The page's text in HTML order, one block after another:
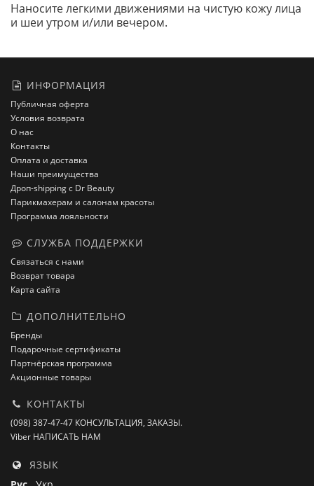
Наносите легкими движениями на чистую кожу лица
и шеи утром и/или вечером.
ИНФОРМАЦИЯ
Публичная оферта
Условия возврата
О нас
Контакты
Оплата и доставка
Наши преимущества
Дроп-shipping с Dr Beauty
Парикмахерам и салонам красоты
Программа лояльности
СЛУЖБА ПОДДЕРЖКИ
Связаться с нами
Возврат товара
Карта сайта
ДОПОЛНИТЕЛЬНО
Бренды
Подарочные сертификаты
Партнёрская программа
Акционные товары
КОНТАКТЫ
(098) 387-47-47 КОНСУЛЬТАЦИЯ, ЗАКАЗЫ.
Viber НАПИСАТЬ НАМ
ЯЗЫК